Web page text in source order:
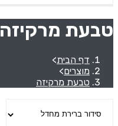
טבעת מרקיזה
דף הבית>
מוצרים>
טבעת מרקיזה